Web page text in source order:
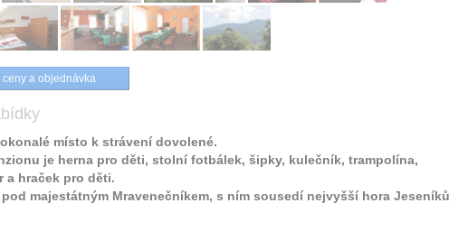
ceny a objednávka
místo k strávení dovolené.
je herna pro děti, stolní fotbálek, šipky, kulečník, trampolína,
a hraček pro děti.
majestátným Mravenečníkem, s ním sousedí nejvyšší hora Jeseníků